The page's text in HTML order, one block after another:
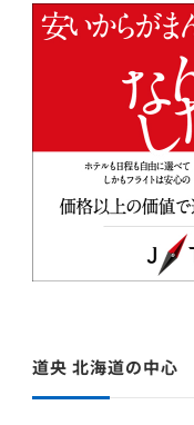
道央 北海道の中心